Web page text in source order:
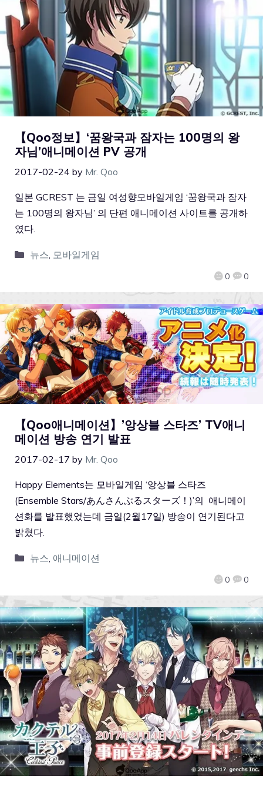
【Qoo정보】‘꿈왕국과 잠자는 100명의 왕
자님’애니메이션 PV 공개
2017-02-24 by Mr. Qoo
0 0
일본 GCREST 는 금일 여성향모바일게임 ‘꿈왕국과 잠자
는 100명의 왕자님’ 의 단편 애니메이션 사이트를 공개하
였다.
뉴스 모바일게임
【Qoo애니메이션】’앙상블 스타즈’ TV애니
메이션 방송 연기 발표
2017-02-17 by Mr. Qoo
0 0
Happy Elements는 모바일게임 ‘앙상블 스타즈
(Ensemble Stars/あんさんぶるスターズ！)’의 애니메이
션화를 발표했었는데 금일(2월17일) 방송이 연기된다고
밝혔다.
뉴스 애니메이션